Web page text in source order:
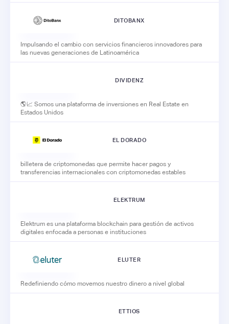
DITOBANX
Impulsando el cambio con servicios financieros innovadores para
las nuevas generaciones de Latinoamérica
DIVIDENZ
🌎📈 Somos una plataforma de inversiones en Real Estate en
Estados Unidos
EL DORADO
billetera de criptomonedas que permite hacer pagos y
transferencias internacionales con criptomonedas estables
ELEKTRUM
Elektrum es una plataforma blockchain para gestión de activos
digitales enfocada a personas e instituciones
ELUTER
Redefiniendo cómo movemos nuestro dinero a nivel global
ETTIOS